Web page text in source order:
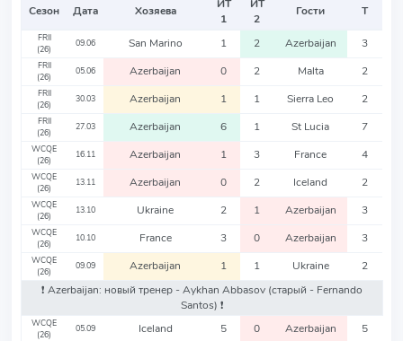
Сезон Дата Хозяева
ИТ
1
ИТ
2
Гости Т
FRII
(26)
09.06 San Marino 1 2 Azerbaijan 3
FRII
(26)
05.06 Azerbaijan 0 2 Malta 2
FRII
(26)
30.03 Azerbaijan 1 1 Sierra Leo 2
FRII
(26)
27.03 Azerbaijan 6 1 St Lucia 7
WCQE
(26)
16.11 Azerbaijan 1 3 France 4
WCQE
(26)
13.11 Azerbaijan 0 2 Iceland 2
WCQE
(26)
13.10 Ukraine 2 1 Azerbaijan 3
WCQE
(26)
10.10 France 3 0 Azerbaijan 3
WCQE
(26)
09.09 Azerbaijan 1 1 Ukraine
2
❗️ Azerbaijan: новый тренер - Aykhan Abbasov (старый - Fernando
Santos) ❗️
WCQE
(26)
05.09 Iceland 5 0 Azerbaijan 5